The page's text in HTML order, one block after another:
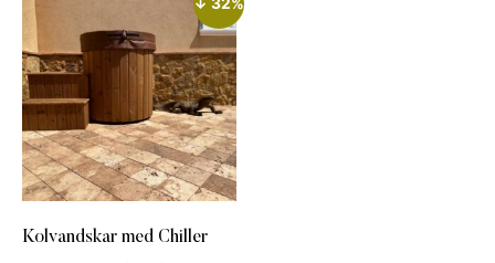
↓ 32%
Kolvandskar med Chiller